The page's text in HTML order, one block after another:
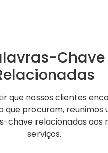
Chave
que nossos clientes
que procuram, reunimos
chave relacionadas aos
serviços.